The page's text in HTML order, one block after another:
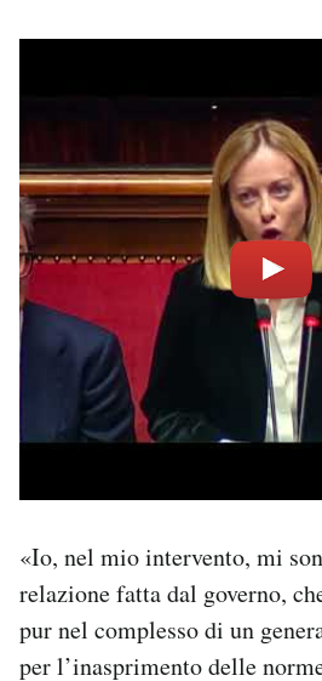
«Io, nel mio intervento, mi
relazione fatta dal governo,
pur nel complesso di un
per l’inasprimento delle